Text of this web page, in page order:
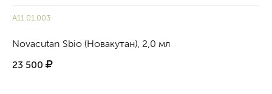
А11.01.003
Novacutan Sbio (Новакутан), 2,0 мл
23 500